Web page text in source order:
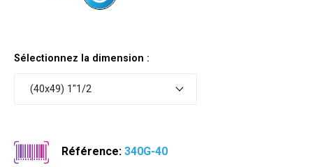
Sélectionnez la dimension :
(40x49) 1"1/2
Référence:340G-40